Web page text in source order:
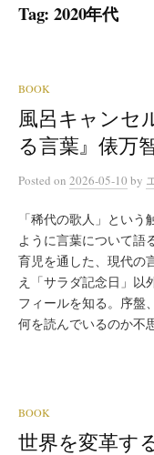
Tag:2020年代
BOOK
風呂キャンセ
る言葉』俵万
Posted on 2026-05-10 by
「稀代の歌人」とい
ように言葉について語
育児を通した、現代の
え「サラダ記念日」以
フィールを知る。序盤
何を読んでいるのか不
BOOK
世界を変革す